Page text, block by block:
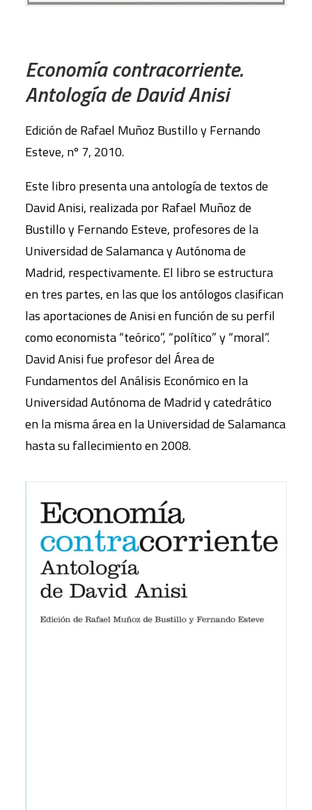
Economía contracorriente.
Antología de David Anisi
Edición de Rafael Muñoz Bustillo y Fernando
Esteve, nº 7, 2010.
Este libro presenta una antología de textos de
David Anisi, realizada por Rafael Muñoz de
Bustillo y Fernando Esteve, profesores de la
Universidad de Salamanca y Autónoma de
Madrid, respectivamente. El libro se estructura
en tres partes, en las que los antólogos clasifican
las aportaciones de Anisi en función de su perfil
como economista “teórico”, “político” y “moral”.
David Anisi fue profesor del Área de
Fundamentos del Análisis Económico en la
Universidad Autónoma de Madrid y catedrático
en la misma área en la Universidad de Salamanca
hasta su fallecimiento en 2008.